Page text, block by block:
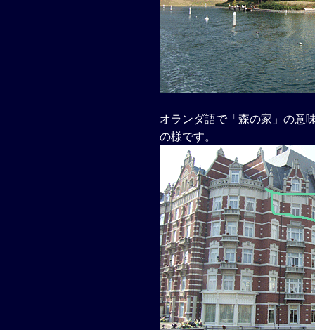
オランダ語で「森の家」の意
の様です。